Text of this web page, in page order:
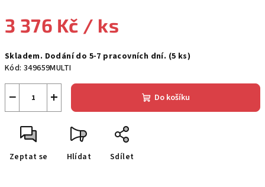
3 376 Kč / ks
cena:
Skladem. Dodání do 5-7 pracovních dní. (5 ks)
Kód: 349659MULTI
+
− Do košíku
Zeptat se Hlídat Sdílet